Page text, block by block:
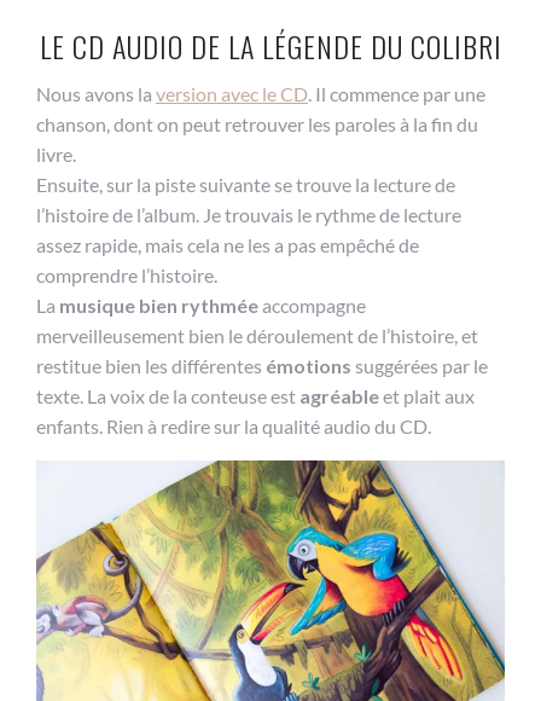
LE CD AUDIO DE LA LÉGENDE DU COLIBRI
Nous avons la version avec le CD. Il commence par une
chanson, dont on peut retrouver les paroles à la fin du
livre.
Ensuite, sur la piste suivante se trouve la lecture de
l’histoire de l’album. Je trouvais le rythme de lecture
assez rapide, mais cela ne les a pas empêché de
comprendre l’histoire.
La musique bien rythméeaccompagne
merveilleusement bien le déroulement de l’histoire, et
restitue bien les différentes émotions suggérées par le
texte. La voix de la conteuse est agréableet plait aux
enfants. Rien à redire sur la qualité audio du CD.